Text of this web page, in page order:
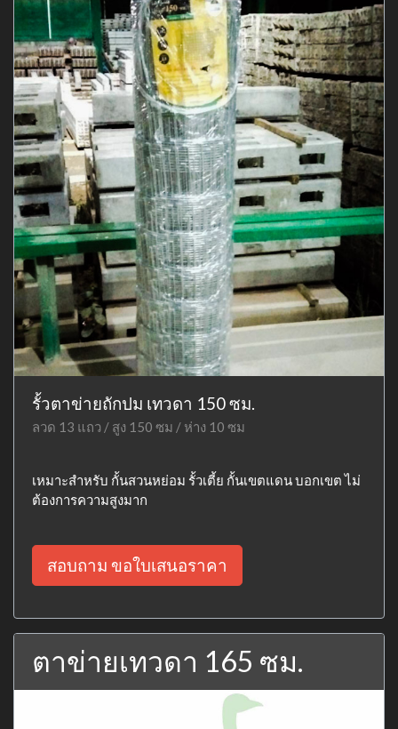
รั้วตาข่ายถักปม เทวดา 150 ซม.
ลวด 13 แถว / สูง 150 ซม / ห่าง 10 ซม
เหมาะสำหรับ กั้นสวนหย่อม รั้วเตี้ย กั้นเขตแดน บอกเขต ไม่
ต้องการความสูงมาก
สอบถาม ขอใบเสนอราคา
ตาข่ายเทวดา 165 ซม.